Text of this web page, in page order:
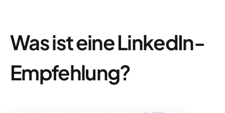
Was ist eine LinkedIn-
Empfehlung?